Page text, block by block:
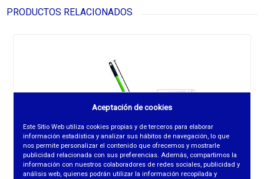
PRODUCTOS RELACIONADOS
Aceptación de cookies
Este Sitio Web utiliza cookies propias y de terceros para elaborar
información estadística y analizar sus hábitos de navegación, lo que
nos permite personalizar el contenido que ofrecemos y mostrarle
publicidad relacionada con sus preferencias. Además, compartimos la
información con nuestros colaboradores de redes sociales, publicidad y
análisis web, quienes podrán utilizar la información recopilada y